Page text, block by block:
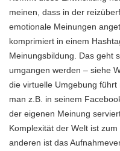
meinen, dass in der
emotionale Meinungen
komprimiert in einem
Meinungsbildung. Das geht
umgangen werden – siehe
die virtuelle Umgebung
man z.B. in seinem
der eigenen Meinung
Komplexität der Welt ist
anderen ist das